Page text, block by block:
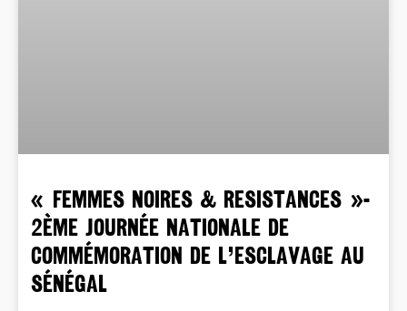
« FEMMES NOIRES & RESISTANCES »-
2ème Journée Nationale de
commémoration de l’esclavage au
Sénégal